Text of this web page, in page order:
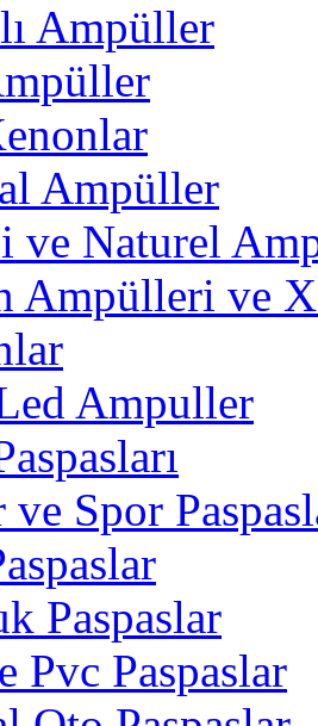
Ampüller
Ampüller
ve Naturel
Ampülleri ve
Ampuller
ve Spor
Paspaslar
Pvc Paspaslar